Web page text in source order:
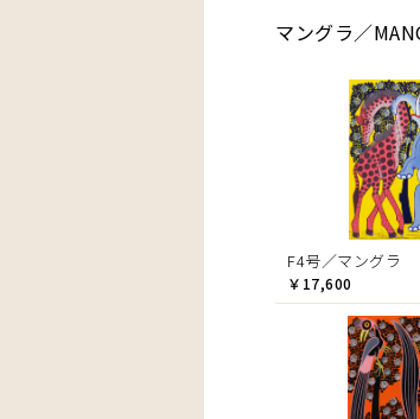
マングラ／
F4号／マングラ
￥17,600